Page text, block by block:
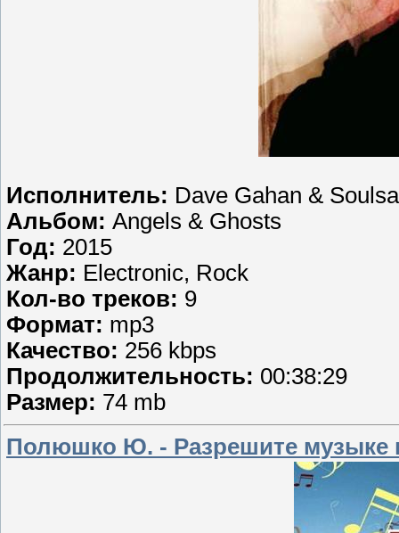
Исполнитель: Dave Gahan &
Альбом: Angels & Ghosts
Год: 2015
Жанр: Electronic, Rock
Кол-во треков: 9
Формат: mp3
Качество: 256 kbps
Продолжительность: 00:38:29
Размер: 74 mb
Полюшко Ю. - Разрешите музыке